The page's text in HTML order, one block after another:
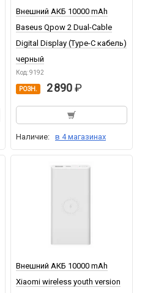
Внешний АКБ 10000 mAh
Baseus Qpow 2 Dual-Cable
Digital Display (Type-C кабель)
черный
Код: 9192
РОЗН. 2 890
Наличие: в 4 магазинах
Внешний АКБ 10000 mAh
Xiaomi wireless youth version